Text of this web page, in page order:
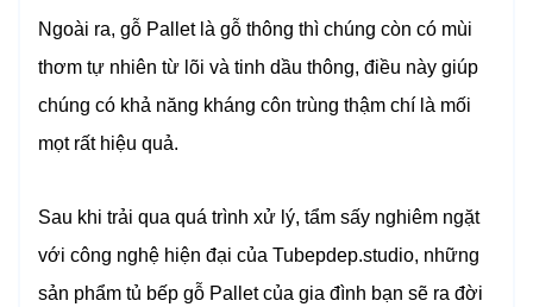
Ngoài ra, gỗ Pallet là gỗ thông thì chúng còn có mùi
thơm tự nhiên từ lõi và tinh dầu thông, điều này giúp
chúng có khả năng kháng côn trùng thậm chí là mối
mọt rất hiệu quả.
Sau khi trải qua quá trình xử lý, tẩm sấy nghiêm ngặt
với công nghệ hiện đại của Tubepdep.studio, những
sản phẩm tủ bếp gỗ Pallet của gia đình bạn sẽ ra đời